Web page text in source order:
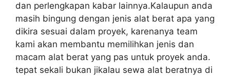
dan perlengkapan kabar lainnya.Kalaupun anda
masih bingung dengan jenis alat berat apa yang
dikira sesuai dalam proyek, karenanya team
kami akan membantu memilihkan jenis dan
macam alat berat yang pas untuk proyek anda.
tepat sekali bukan jikalau sewa alat beratnya di